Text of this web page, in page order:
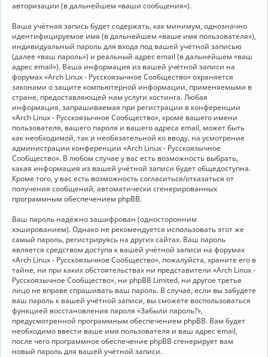
авторизации (в дальнейшем «ваши сообщения»).
Ваша учётная запись будет содержать, как минимум, однозначно
идентифицируемое имя (в дальнейшем «ваше имя пользователя»),
индивидуальный пароль для входа под вашей учётной записью
(далее «ваш пароль») и реальный адрес email (в дальнейшем «ваш
адрес email»). Ваша информация из вашей учётной записи на
форумах «Arch Linux - Русскоязычное Сообщество» охраняется
законами о защите компьютерной информации, применяемыми в
стране, предоставляющей нам услуги хостинга. Любая
информация, запрашиваемая при регистрации в конференции
«Arch Linux - Русскоязычное Сообщество», кроме вашего имени
пользователя, вашего пароля и вашего адреса email, может быть
как необходимой, так и необязательной ко вводу, на усмотрение
администрации конференции «Arch Linux - Русскоязычное
Сообщество». В любом случае у вас есть возможность выбрать,
какая информация из вашей учётной записи будет общедоступна.
Кроме того, у вас есть возможность согласиться/отказаться от
получения сообщений, автоматически сгенерированных
программным обеспечением phpBB.
Ваш пароль надёжно зашифрован (односторонним
хэшированием). Однако не рекомендуется использовать этот же
самый пароль, регистрируясь на других сайтах. Ваш пароль
является средством доступа к вашей учётной записи на форумах
«Arch Linux - Русскоязычное Сообщество», пожалуйста, храните его в
тайне, ни при каких обстоятельствах ни представители «Arch Linux -
Русскоязычное Сообщество», ни phpBB Limited, ни другое третье
лицо не вправе спрашивать ваш пароль. В случае, если вы забудете
ваш пароль к вашей учётной записи, вы сможете воспользоваться
функцией восстановления пароля «Забыли пароль?»,
предусмотренной программным обеспечением phpBB. Вам будет
необходимо ввести ваше имя пользователя и ваш адрес email,
после чего программное обеспечение phpBB сгенерирует вам
новый пароль для вашей учётной записи.